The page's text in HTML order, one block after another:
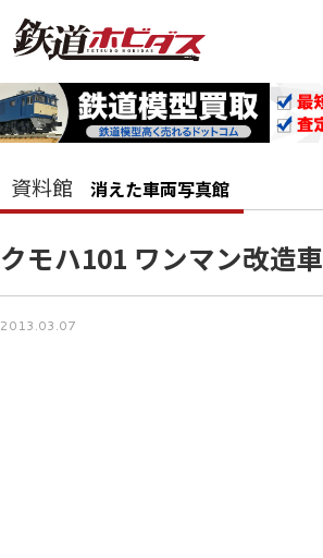
資料館 消えた車両写真館
クモハ101 ワンマン改造車
2013.03.07